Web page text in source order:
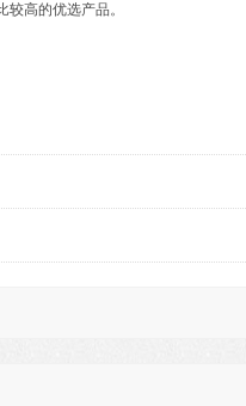
高的优选产品。